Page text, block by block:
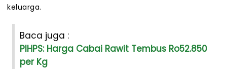
keluarga.
Baca juga :
PIHPS: Harga Cabai Rawit Tembus Ro52.850
per Kg